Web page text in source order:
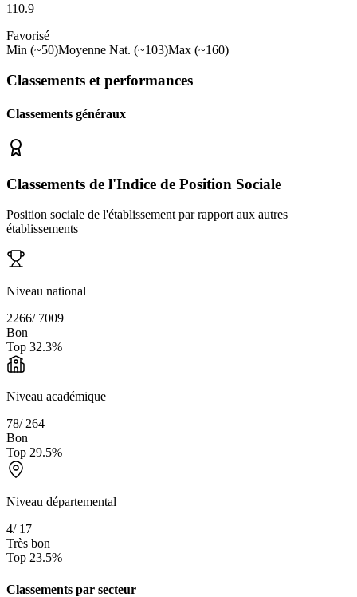
110.9
Favorisé
Min (~50)Moyenne Nat. (~103)Max (~160)
Classements et performances
Classements généraux
Classements de l'Indice de Position Sociale
Position sociale de l'établissement par rapport aux autres
établissements
Niveau national
2266/ 7009
Bon
Top 32.3%
Niveau académique
78/264
Bon
Top 29.5%
Niveau départemental
4/ 17
Très bon
Top 23.5%
Classements par secteur